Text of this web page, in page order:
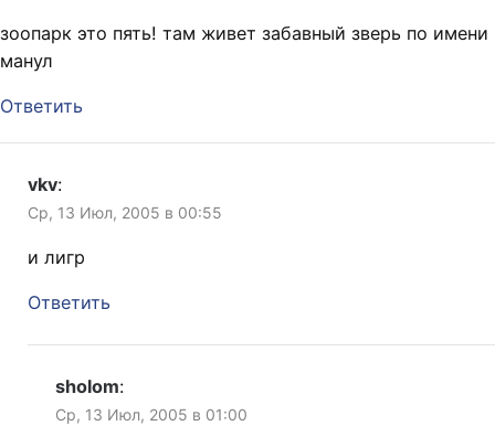
зоопарк это пять! там живет забавный зверь по имени
манул
Ответить
vkv:
Ср, 13 Июл, 2005 в 00:55
и лигр
Ответить
sholom:
Ср, 13 Июл, 2005 в 01:00